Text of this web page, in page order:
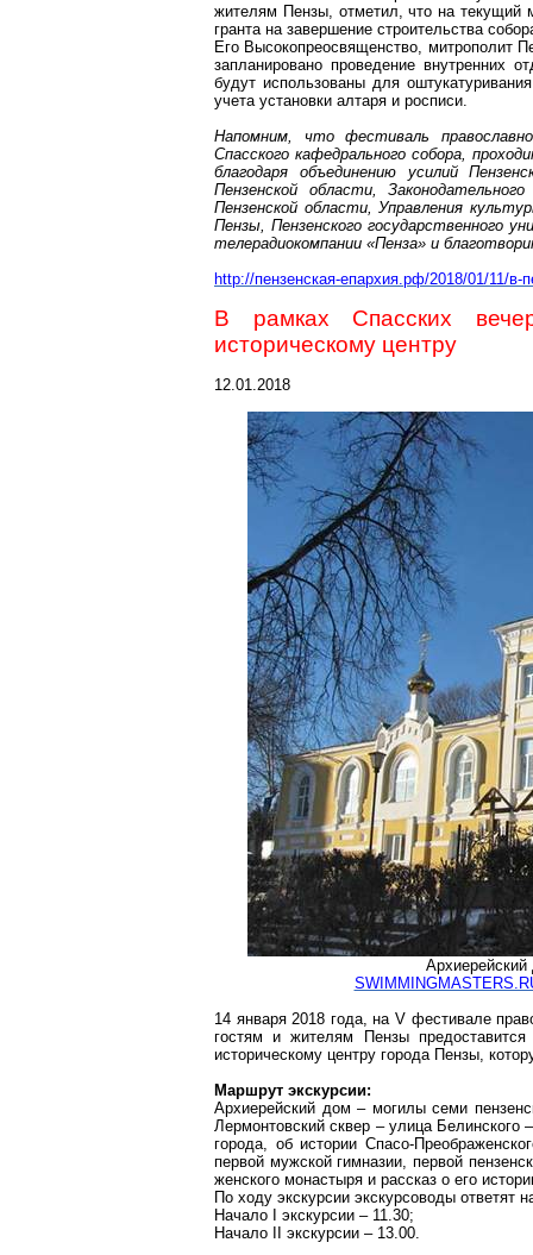
жителям Пензы, отметил, что на текущий
гранта на завершение строительства
Его Высокопреосвященство, митрополит
запланировано проведение внутренних
будут использованы для
учета установки алтаря и росписи.
Напомним, что фестиваль
Спасского кафедрального собора,
благодаря объединению усилий
Пензенской области,
Пензенской области, Управления
Пензы, Пензенского государственного
телерадиокомпании «Пенза» и
http://пензенская-епархия.рф/2018/01/11/в-
В рамках Спасских
историческому центру
12.01.2018
Архиерейский
14 января 2018 года, на V фестивале
гостям и жителям Пензы предоставится
историческому центру города Пензы,
Маршрут экскурсии:
Архиерейский дом – могилы семи
Лермонтовский сквер – улица Белинского
города, об истории Спасо-
первой мужской гимназии, первой
женского монастыря и рассказ о его
По ходу экскурсии экскурсоводы ответят
Начало I экскурсии – 11.30;
Начало II экскурсии – 13.00.